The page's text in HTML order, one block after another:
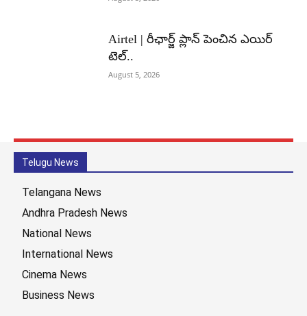
Airtel | రీఛార్జ్ ప్లాన్ పెంచిన ఎయిర్
టెల్..
August 5, 2026
Telugu News
Telangana News
Andhra Pradesh News
National News
International News
Cinema News
Business News